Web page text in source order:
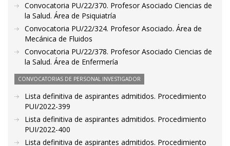
Convocatoria PU/22/370. Profesor Asociado Ciencias de
la Salud. Área de Psiquiatría
Convocatoria PU/22/324. Profesor Asociado. Área de
Mecánica de Fluidos
Convocatoria PU/22/378. Profesor Asociado Ciencias de
la Salud. Área de Enfermería
CONVOCATORIAS DE PERSONAL INVESTIGADOR
Lista definitiva de aspirantes admitidos. Procedimiento
PUI/2022-399
Lista definitiva de aspirantes admitidos. Procedimiento
PUI/2022-400
Lista definitiva de aspirantes admitidos. Procedimiento